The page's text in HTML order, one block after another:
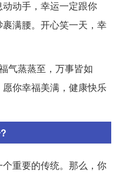
动手，幸运一定跟你
满腰。开心笑一天，幸
气蒸蒸至，万事皆如
你幸福美满，健康快乐
重要的传统。那么，你